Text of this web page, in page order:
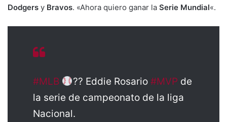
Dodgers y Bravos. «Ahora quiero ganar la Serie Mundial«.
#MLB ?? Eddie Rosario #MVP de
la serie de campeonato de la liga
Nacional.